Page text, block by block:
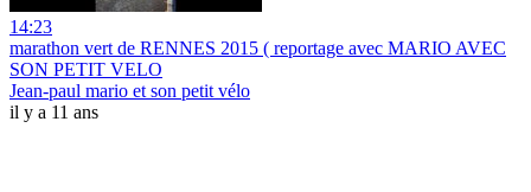
14:23
marathon vert de RENNES 2015 ( reportage avec MARIO AVEC
SON PETIT VELO
Jean-paul mario et son petit vélo
il y a 11 ans